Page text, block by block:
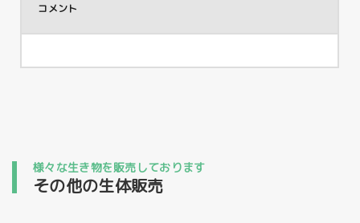
コメント
様々な生き物を販売しております
その他の生体販売